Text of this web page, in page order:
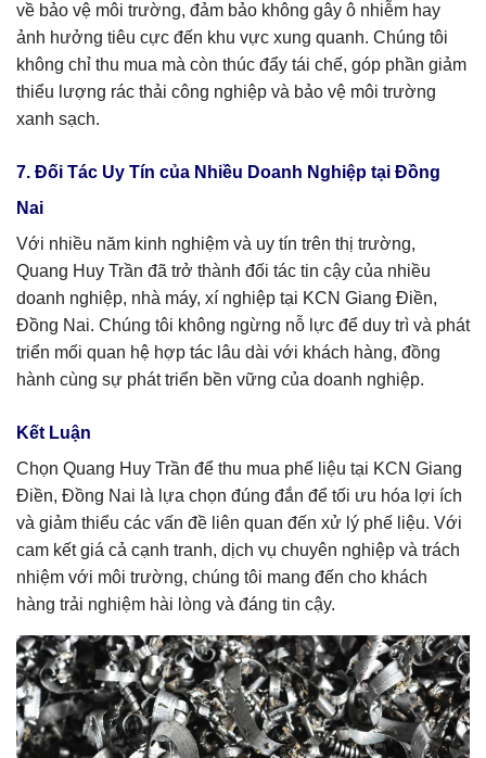
về bảo vệ môi trường, đảm bảo không gây ô nhiễm hay
ảnh hưởng tiêu cực đến khu vực xung quanh. Chúng tôi
không chỉ thu mua mà còn thúc đẩy tái chế, góp phần giảm
thiểu lượng rác thải công nghiệp và bảo vệ môi trường
xanh sạch.
7. Đối Tác Uy Tín của Nhiều Doanh Nghiệp tại Đồng
Nai
Với nhiều năm kinh nghiệm và uy tín trên thị trường,
Quang Huy Trần đã trở thành đối tác tin cậy của nhiều
doanh nghiệp, nhà máy, xí nghiệp tại KCN Giang Điền,
Đồng Nai. Chúng tôi không ngừng nỗ lực để duy trì và phát
triển mối quan hệ hợp tác lâu dài với khách hàng, đồng
hành cùng sự phát triển bền vững của doanh nghiệp.
Kết Luận
Chọn Quang Huy Trần để thu mua phế liệu tại KCN Giang
Điền, Đồng Nai là lựa chọn đúng đắn để tối ưu hóa lợi ích
và giảm thiểu các vấn đề liên quan đến xử lý phế liệu. Với
cam kết giá cả cạnh tranh, dịch vụ chuyên nghiệp và trách
nhiệm với môi trường, chúng tôi mang đến cho khách
hàng trải nghiệm hài lòng và đáng tin cậy.